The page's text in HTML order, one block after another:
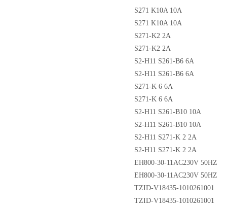
S271 K10A 10A
S271 K10A 10A
S271-K2 2A
S271-K2 2A
S2-H11 S261-B6 6A
S2-H11 S261-B6 6A
S271-K 6 6A
S271-K 6 6A
S2-H11 S261-B10 10A
S2-H11 S261-B10 10A
S2-H11 S271-K 2 2A
S2-H11 S271-K 2 2A
EH800-30-11AC230V 50HZ
EH800-30-11AC230V 50HZ
TZID-V18435-1010261001
TZID-V18435-1010261001